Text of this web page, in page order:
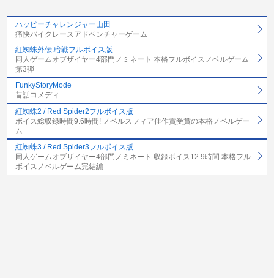
ハッピーチャレンジャー山田
痛快バイクレースアドベンチャーゲーム
紅蜘蛛外伝:暗戦フルボイス版
同人ゲームオブザイヤー4部門ノミネート 本格フルボイスノベルゲーム
第3弾
FunkyStoryMode
昔話コメディ
紅蜘蛛2 / Red Spider2フルボイス版
ボイス総収録時間9.6時間! ノベルスフィア佳作賞受賞の本格ノベルゲー
ム
紅蜘蛛3 / Red Spider3フルボイス版
同人ゲームオブザイヤー4部門ノミネート 収録ボイス12.9時間 本格フル
ボイスノベルゲーム完結編